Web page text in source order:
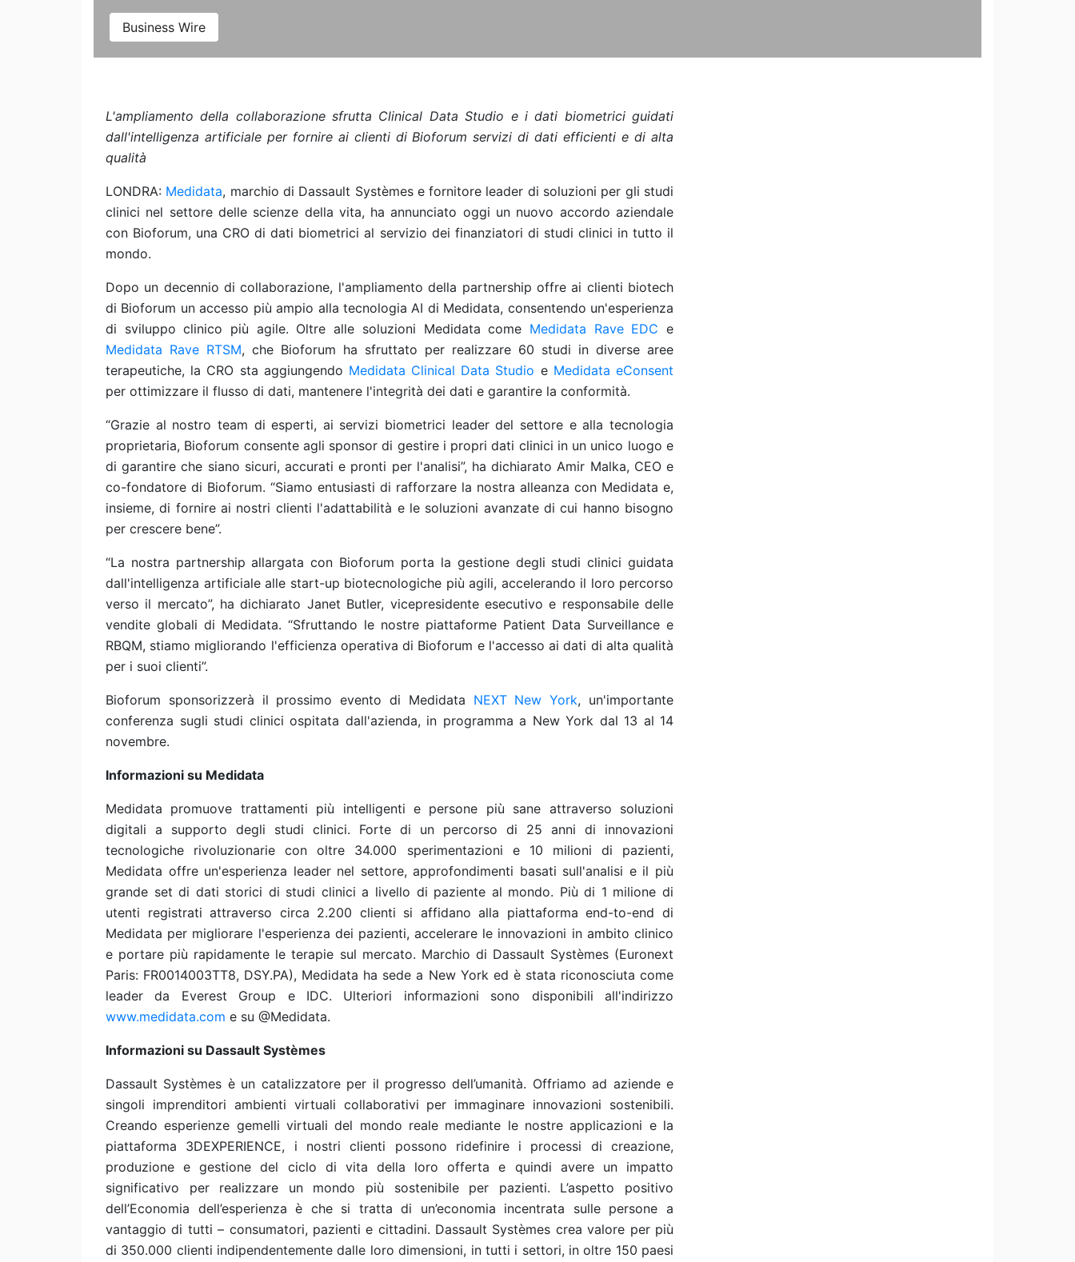
Business Wire
L'ampliamento della collaborazione sfrutta Clinical Data Studio e i dati biometrici guidati
dall'intelligenza artificiale per fornire ai clienti di Bioforum servizi di dati efficienti e di alta
qualità
LONDRA: Medidata, marchio di Dassault Systèmes e fornitore leader di soluzioni per gli studi
clinici nel settore delle scienze della vita, ha annunciato oggi un nuovo accordo aziendale
con Bioforum, una CRO di dati biometrici al servizio dei finanziatori di studi clinici in tutto il
mondo.
Dopo un decennio di collaborazione, l'ampliamento della partnership offre ai clienti biotech
di Bioforum un accesso più ampio alla tecnologia AI di Medidata, consentendo un'esperienza
di sviluppo clinico più agile. Oltre alle soluzioni Medidata come Medidata Rave EDC e
Medidata Rave RTSM, che Bioforum ha sfruttato per realizzare 60 studi in diverse aree
terapeutiche, la CRO sta aggiungendo Medidata Clinical Data Studio e Medidata eConsent
per ottimizzare il flusso di dati, mantenere l'integrità dei dati e garantire la conformità.
“Grazie al nostro team di esperti, ai servizi biometrici leader del settore e alla tecnologia
proprietaria, Bioforum consente agli sponsor di gestire i propri dati clinici in un unico luogo e
di garantire che siano sicuri, accurati e pronti per l'analisi”, ha dichiarato Amir Malka, CEO e
co-fondatore di Bioforum. “Siamo entusiasti di rafforzare la nostra alleanza con Medidata e,
insieme, di fornire ai nostri clienti l'adattabilità e le soluzioni avanzate di cui hanno bisogno
per crescere bene”.
“La nostra partnership allargata con Bioforum porta la gestione degli studi clinici guidata
dall'intelligenza artificiale alle start-up biotecnologiche più agili, accelerando il loro percorso
verso il mercato”, ha dichiarato Janet Butler, vicepresidente esecutivo e responsabile delle
vendite globali di Medidata. “Sfruttando le nostre piattaforme Patient Data Surveillance e
RBQM, stiamo migliorando l'efficienza operativa di Bioforum e l'accesso ai dati di alta qualità
per i suoi clienti”.
Bioforum sponsorizzerà il prossimo evento di Medidata NEXT New York, un'importante
conferenza sugli studi clinici ospitata dall'azienda, in programma a New York dal 13 al 14
novembre.
Informazioni su Medidata
Medidata promuove trattamenti più intelligenti e persone più sane attraverso soluzioni
digitali a supporto degli studi clinici. Forte di un percorso di 25 anni di innovazioni
tecnologiche rivoluzionarie con oltre 34.000 sperimentazioni e 10 milioni di pazienti,
Medidata offre un'esperienza leader nel settore, approfondimenti basati sull'analisi e il più
grande set di dati storici di studi clinici a livello di paziente al mondo. Più di 1 milione di
utenti registrati attraverso circa 2.200 clienti si affidano alla piattaforma end-to-end di
Medidata per migliorare l'esperienza dei pazienti, accelerare le innovazioni in ambito clinico
e portare più rapidamente le terapie sul mercato. Marchio di Dassault Systèmes (Euronext
Paris: FR0014003TT8, DSY.PA), Medidata ha sede a New York ed è stata riconosciuta come
leader da Everest Group e IDC. Ulteriori informazioni sono disponibili all'indirizzo
www.medidata.com e su @Medidata.
Informazioni su Dassault Systèmes
Dassault Systèmes è un catalizzatore per il progresso dell’umanità. Offriamo ad aziende e
singoli imprenditori ambienti virtuali collaborativi per immaginare innovazioni sostenibili.
Creando esperienze gemelli virtuali del mondo reale mediante le nostre applicazioni e la
piattaforma 3DEXPERIENCE, i nostri clienti possono ridefinire i processi di creazione,
produzione e gestione del ciclo di vita della loro offerta e quindi avere un impatto
significativo per realizzare un mondo più sostenibile per pazienti. L’aspetto positivo
dell’Economia dell’esperienza è che si tratta di un’economia incentrata sulle persone a
vantaggio di tutti – consumatori, pazienti e cittadini. Dassault Systèmes crea valore per più
di 350.000 clienti indipendentemente dalle loro dimensioni, in tutti i settori, in oltre 150 paesi